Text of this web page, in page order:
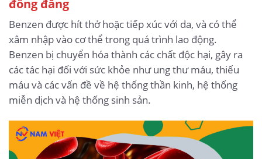
đồng đẳng
Benzen được hít thở hoặc tiếp xúc với da, và có thể
xâm nhập vào cơ thể trong quá trình lao động.
Benzen bị chuyển hóa thành các chất độc hại, gây ra
các tác hại đối với sức khỏe như ung thư máu, thiếu
máu và các vấn đề về hệ thống thần kinh, hệ thống
miễn dịch và hệ thống sinh sản.